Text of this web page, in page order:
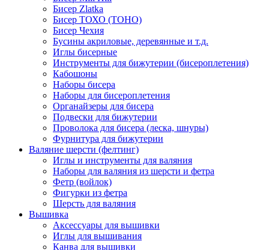
Бисер Zlatka
Бисер ТОХО (TOHO)
Бисер Чехия
Бусины акриловые, деревянные и т.д.
Иглы бисерные
Инструменты для бижутерии (бисероплетения)
Кабошоны
Наборы бисера
Наборы для бисероплетения
Органайзеры для бисера
Подвески для бижутерии
Проволока для бисера (леска, шнуры)
Фурнитура для бижутерии
Валяние шерсти (фелтинг)
Иглы и инструменты для валяния
Наборы для валяния из шерсти и фетра
Фетр (войлок)
Фигурки из фетра
Шерсть для валяния
Вышивка
Аксессуары для вышивки
Иглы для вышивания
Канва для вышивки